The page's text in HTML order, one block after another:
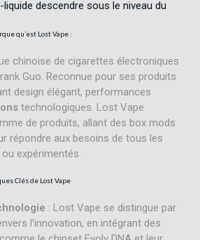
descendre sous le niveau du
qu’est Lost Vape:
chinoise de cigarettes électroniques
Guo. Reconnue pour ses produits
design élégant, performances
technologiques. Lost Vape
de produits, allant des box mods
répondre aux besoins de tous les
expérimentés.
Clés de Lost Vape
: Lost Vape se distingue par
l’innovation, en intégrant des